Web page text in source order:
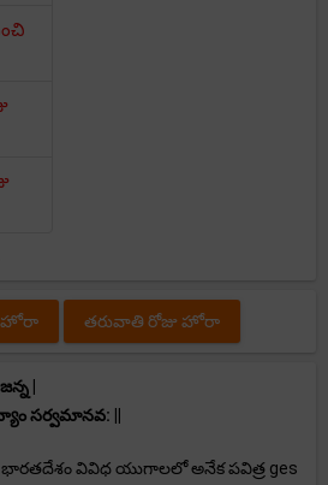
హోరా తరువాతి రోజు హోరా
|
సర్వమానవ: ||
వివిధ యుగాలలో అనేక పవిత్ర ges